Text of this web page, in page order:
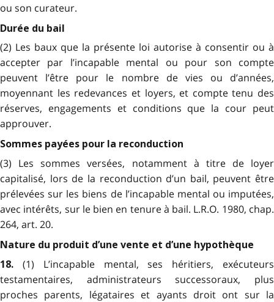
ou son curateur.
Durée du bail
(2) Les baux que la présente loi autorise à consentir ou à
accepter par l’incapable mental ou pour son compte
peuvent l’être pour le nombre de vies ou d’années,
moyennant les redevances et loyers, et compte tenu des
réserves, engagements et conditions que la cour peut
approuver.
Sommes payées pour la reconduction
(3) Les sommes versées, notamment à titre de loyer
capitalisé, lors de la reconduction d’un bail, peuvent être
prélevées sur les biens de l’incapable mental ou imputées,
avec intérêts, sur le bien en tenure à bail. L.R.O. 1980, chap.
264, art. 20.
Nature du produit d’une vente et d’une hypothèque
18. (1) L’incapable mental, ses héritiers, exécuteurs
testamentaires, administrateurs successoraux, plus
proches parents, légataires et ayants droit ont sur la